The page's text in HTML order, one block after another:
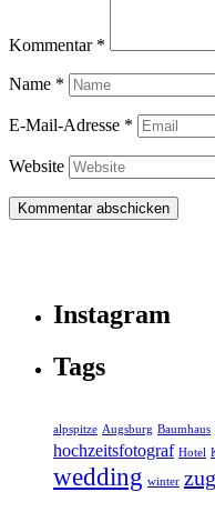
Kommentar *
Name *
E-Mail-Adresse *
Website
Instagram
Tags
alpspitze Augsburg Baumhaus
hochzeitsfotograf Hotel
wedding winter